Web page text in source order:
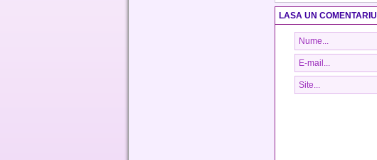
LASA UN COMENTARIU